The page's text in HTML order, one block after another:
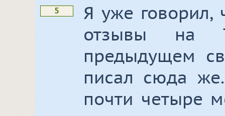
5
Я уже говорил,
отзывы на
предыдущем
писал сюда
почти четыре